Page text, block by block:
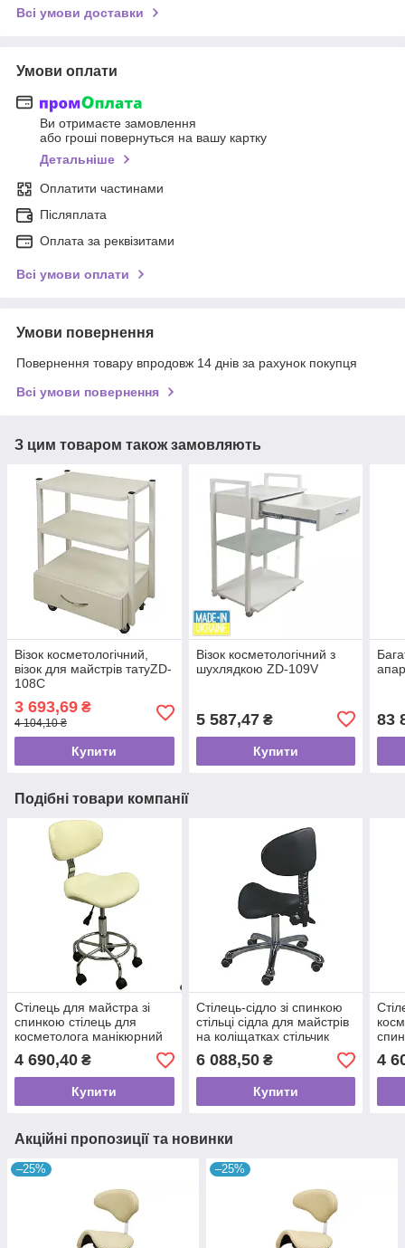
Всі умови доставки
Умови оплати
Ви отримаєте замовлення
або гроші повернуться на вашу картку
Детальніше
Оплатити частинами
Післяплата
Оплата за реквізитами
Всі умови оплати
Умови повернення
Повернення товару впродовж 14 днів за рахунок покупця
Всі умови повернення
З цим товаром також замовляють
Візок косметологічний,
візок для майстрів татуZD-
108C
3 693,69 ₴
4 104,10 ₴
Купити
Візок косметологічний з
шухлядкою ZD-109V
5 587,47₴
Купити
83
Подібні товари компанії
Стілець для майстра зі
спинкою стілець для
косметолога манікюрний
стілець для майстра та
клієнтів манікюру 1026АВ2
4 690,40 ₴
Купити
Стілець-сідло зі спинкою
стільці сідла для майстрів
на коліщатках стільчик
сідло 3 регулювання
1025Y
6 088,50₴
Купити
4
Акційні пропозиції та новинки
–25% –25%